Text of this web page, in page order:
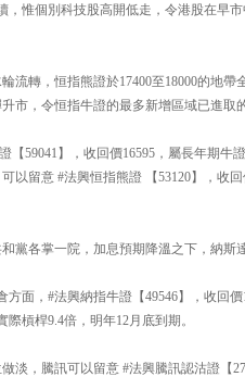
，惟個別科技股高開低走，令港股在早
流轉，恒指熊證於17400至18000的地
市，令恒指牛證的最多新增區域已進取的
59041】，收回價16595，屬長年期牛
以留意 #法興恒指熊證 【53120】，收
黨各掌一院，加息預期降溫之下，納斯
面，#法興納指牛證【49546】，收回
槓桿9.4倍，明年12月底到期。
淡，騰訊可以留意 #法興騰訊認沽證【